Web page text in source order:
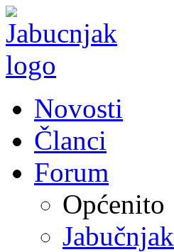
Novosti
Članci
Forum
Općenito
Jabučnjak